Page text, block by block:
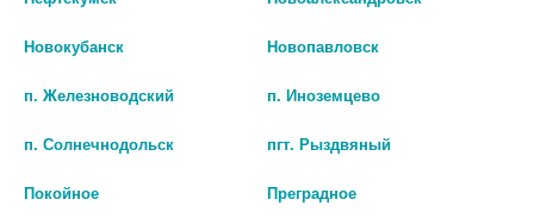
КАПС. /ВЕЛФАРМ/
Новокубанск Новопавловск
п. Железноводский п. Иноземцево
п. Солнечнодольск пгт. Рыздвяный
Покойное Преградное